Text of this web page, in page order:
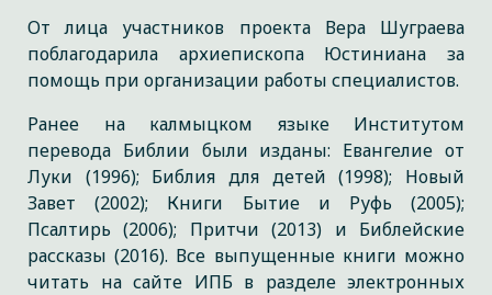
От лица участников проекта Вера Шуграева
поблагодарила архиепископа Юстиниана за
помощь при организации работы специалистов.
Ранее на калмыцком языке Институтом
перевода Библии были изданы: Евангелие от
Луки (1996); Библия для детей (1998); Новый
Завет (2002); Книги Бытие и Руфь (2005);
Псалтирь (2006); Притчи (2013) и Библейские
рассказы (2016). Все выпущенные книги можно
читать на сайте ИПБ в разделе электронных